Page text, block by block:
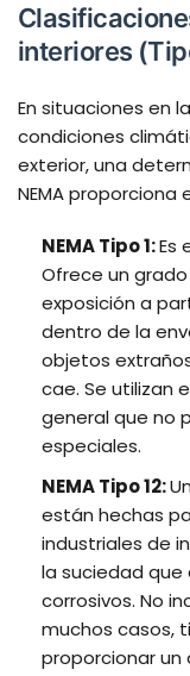
interiores
En situaciones en
condiciones
exterior, una
NEMA
NEMA Tipo 1:Es
Ofrece un
exposición a
dentro de la
objetos
cae. Se utilizan
general que no
especiales.
NEMA Tipo 12:
están hechas
industriales de
la suciedad
corrosivos. No
muchos casos,
proporcionar un